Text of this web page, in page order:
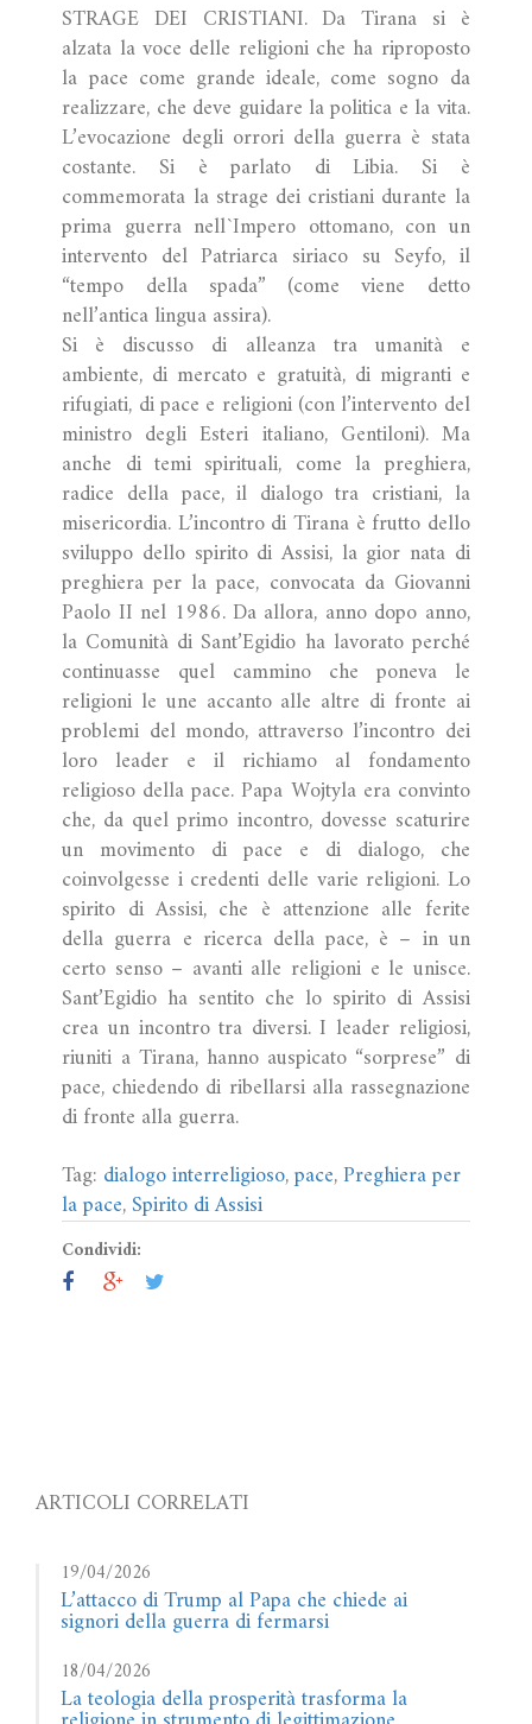
STRAGE DEI CRISTIANI. Da Tirana si è
alzata la voce delle religioni che ha riproposto
la pace come grande ideale, come sogno da
realizzare, che deve guidare la politica e la vita.
L’evocazione degli orrori della guerra è stata
costante. Si è parlato di Libia. Si è
commemorata la strage dei cristiani durante la
prima guerra nell`Impero ottomano, con un
intervento del Patriarca siriaco su Seyfo, il
“tempo della spada” (come viene detto
nell’antica lingua assira).
Si è discusso di alleanza tra umanità e
ambiente, di mercato e gratuità, di migranti e
rifugiati, di pace e religioni (con l’intervento del
ministro degli Esteri italiano, Gentiloni). Ma
anche di temi spirituali, come la preghiera,
radice della pace, il dialogo tra cristiani, la
misericordia. L’incontro di Tirana è frutto dello
sviluppo dello spirito di Assisi, la gior nata di
preghiera per la pace, convocata da Giovanni
Paolo II nel 1986. Da allora, anno dopo anno,
la Comunità di Sant’Egidio ha lavorato perché
continuasse quel cammino che poneva le
religioni le une accanto alle altre di fronte ai
problemi del mondo, attraverso l’incontro dei
loro leader e il richiamo al fondamento
religioso della pace. Papa Wojtyla era convinto
che, da quel primo incontro, dovesse scaturire
un movimento di pace e di dialogo, che
coinvolgesse i credenti delle varie religioni. Lo
spirito di Assisi, che è attenzione alle ferite
della guerra e ricerca della pace, è – in un
certo senso – avanti alle religioni e le unisce.
Sant’Egidio ha sentito che lo spirito di Assisi
crea un incontro tra diversi. I leader religiosi,
riuniti a Tirana, hanno auspicato “sorprese” di
pace, chiedendo di ribellarsi alla rassegnazione
di fronte alla guerra.
Tag: dialogo interreligioso,pace,Preghiera per
la pace,Spirito di Assisi
Condividi:
ARTICOLI CORRELATI
19/04/2026
L’attacco di Trump al Papa che chiede ai
signori della guerra di fermarsi
18/04/2026
La teologia della prosperità trasforma la